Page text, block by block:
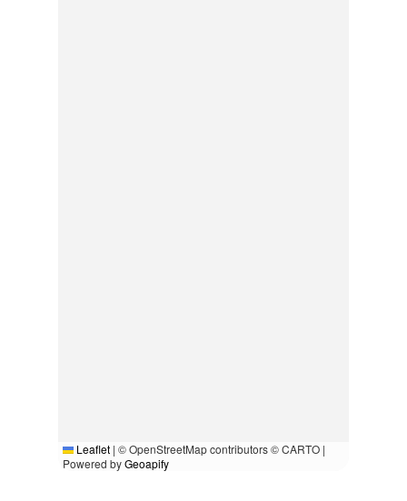
Leaflet | © OpenStreetMap contributors © CARTO |
Powered byGeoapify